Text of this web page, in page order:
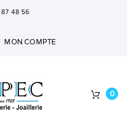
48 56
MON COMPTE
0